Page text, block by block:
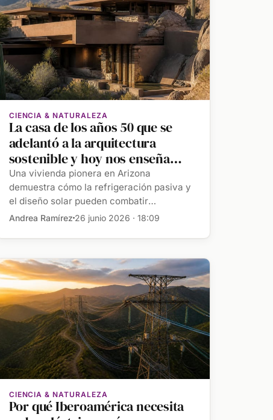
CIENCIA & NATURALEZA
La casa de los años 50 que se
adelantó a la arquitectura
sostenible y hoy nos enseña
cómo hacer frente al calor
extremo
Una vivienda pionera en Arizona
demuestra cómo la refrigeración pasiva y
el diseño solar pueden combatir
temperaturas extremas sin apenas
Andrea Ramírez 26 junio 2026 · 18:09
CIENCIA & NATURALEZA
Por qué Iberoamérica necesita